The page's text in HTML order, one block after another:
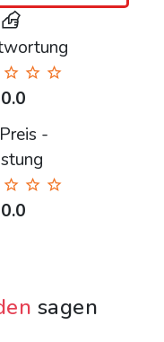
0.0
Preis -
0.0
sagen